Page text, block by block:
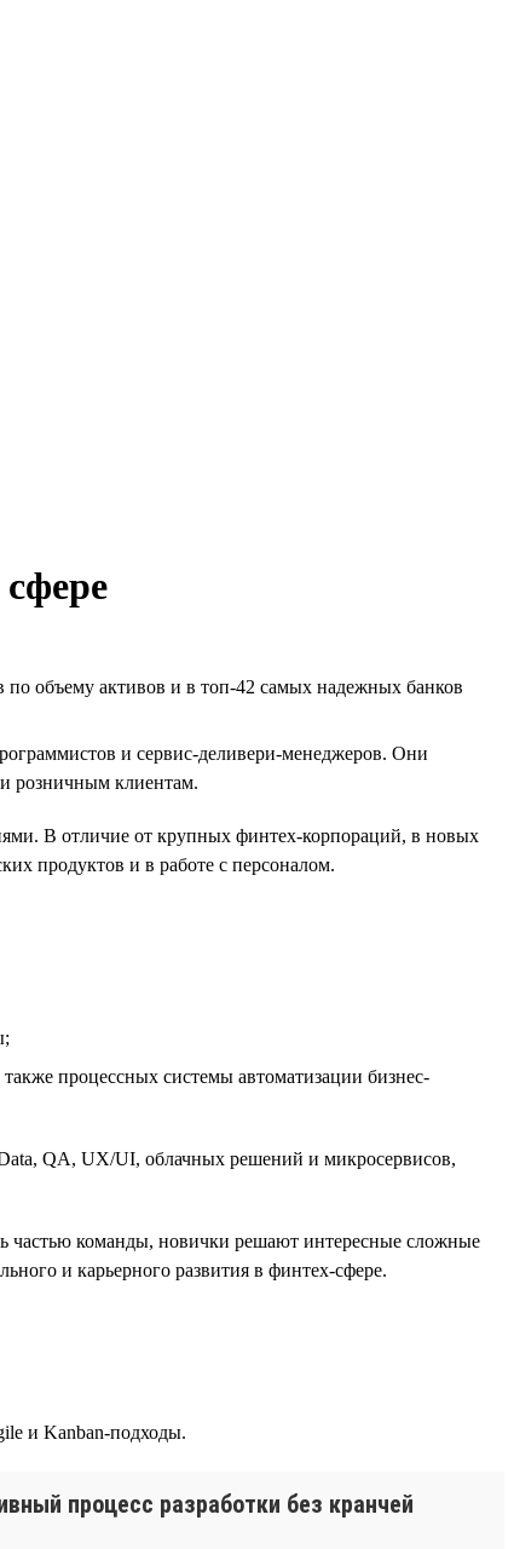
объему активов и в топ-42 самых надежных банков
и сервис-деливери-менеджеров. Они
розничным клиентам.
В отличие от крупных финтех-корпораций, в новых
продуктов и в работе с персоналом.
процессных системы автоматизации бизнес-
QA, UX/UI, облачных решений и микросервисов,
частью команды, новички решают интересные сложные
и карьерного развития в финтех-сфере.
и Kanban-подходы.
процесс разработки без кранчей